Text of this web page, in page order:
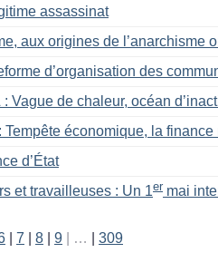
assassinat
aux origines de l’anarchisme
d’organisation des
Vague de chaleur, océan
Tempête économique, la
d’État
et travailleuses : Un 1er mai
7 8 9 … 309